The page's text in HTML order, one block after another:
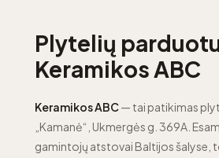
Plytelių
Keramikos ABC
Keramikos ABC— tai patikimas
„Kamanė“, Ukmergės g. 369A.
gamintojų atstovai Baltijos šalyse,